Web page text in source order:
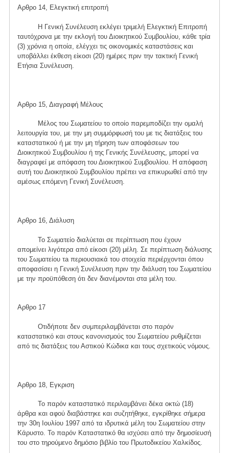
Αρθρο 14, Ελεγκτική επιτροπή
Η Γενική Συνέλευση εκλέγει τριμελή Ελεγκτική Επιτροπή
ταυτόχρονα με την εκλογή του Διοικητικού Συμβουλίου, κάθε τρία
(3) χρόνια η οποία, ελέγχει τις οικονομικές καταστάσεις και
υποβάλλει έκθεση είκοσι (20) ημέρες πριν την τακτική Γενική
Ετήσια Συνέλευση.
Αρθρο 15, Διαγραφή Μέλους
Μέλος του Σωματείου το οποίο παρεμποδίζει την ομαλή
λειτουργία του, με την μη συμμόρφωσή του με τις διατάξεις του
καταστατικού ή με την μη τήρηση των αποφάσεων του
Διοικητικού Συμβουλίου ή της Γενικής Συνέλευσης, μπορεί να
διαγραφεί με απόφαση του Διοικητικού Συμβουλίου. Η απόφαση
αυτή του Διοικητικού Συμβουλίου πρέπει να επικυρωθεί από την
αμέσως επόμενη Γενική Συνέλευση.
Αρθρο 16, Διάλυση
Το Σωματείο διαλύεται σε περίπτωση που έχουν
απομείνει λιγότερα από είκοσι (20) μέλη. Σε περίπτωση διάλυσης
του Σωματείου τa περιουσιακά του στοιχεία περιέρχονται όπου
αποφασίσει η Γενική Συνέλευση πριν την διάλυση του Σωματείου
με την προϋπόθεση ότι δεν διανέμονται στα μέλη του.
Αρθρο 17
Οτιδήποτε δεν συμπεριλαμβάνεται στο παρόν
καταστατικό και στους κανονισμούς του Σωματείου ρυθμίζεται
από τις διατάξεις του Αστικού Κώδικα και τους σχετικούς νόμους.
Αρθρο 18, Εγκριση
Το παρόν καταστατικό περιλαμβάνει δέκα οκτώ (18)
άρθρα και αφού διαβάστηκε και συζητήθηκε, εγκρίθηκε σήμερα
την 30η Ιουλίου 1997 από τα ιδρυτικά μέλη του Σωματείου στην
Κάρυστο. Το παρόν Καταστατικό θα ισχύσει από την δημοσίευσή
του στο τηρούμενο δημόσιο βιβλίο του Πρωτοδικείου Χαλκίδος.